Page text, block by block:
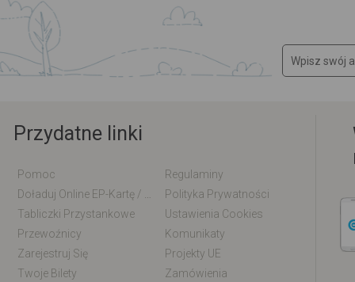
Przydatne linki
Pomoc
Regulaminy
Polityka Prywatności
Tabliczki Przystankowe
Ustawienia Cookies
Przewoźnicy
Komunikaty
Zarejestruj Się
Projekty UE
Twoje Bilety
Zamówienia